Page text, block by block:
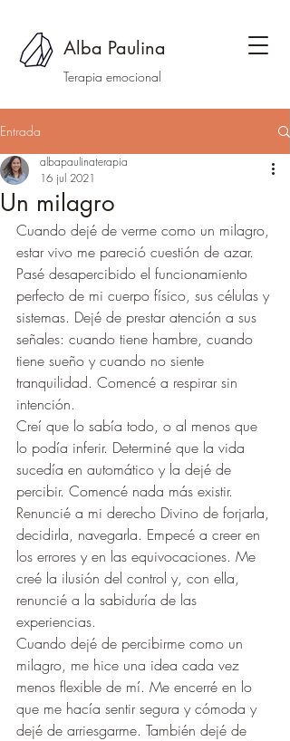
Alba Paulina
Terapia emocional
Entrada
Un milagro
albapaulinaterapia
16 jul 2021
Cuando dejé de verme como un milagro,
estar vivo me pareció cuestión de azar.
Pasé desapercibido el funcionamiento
perfecto de mi cuerpo físico, sus células y
sistemas. Dejé de prestar atención a sus
señales: cuando tiene hambre, cuando
tiene sueño y cuando no siente
tranquilidad. Comencé a respirar sin
intención.
Creí que lo sabía todo, o al menos que
lo podía inferir. Determiné que la vida
sucedía en automático y la dejé de
percibir. Comencé nada más existir.
Renuncié a mi derecho Divino de forjarla,
decidirla, navegarla. Empecé a creer en
los errores y en las equivocaciones. Me
creé la ilusión del control y, con ella,
renuncié a la sabiduría de las
experiencias.
Cuando dejé de percibirme como un
milagro, me hice una idea cada vez
menos flexible de mí. Me encerré en lo
que me hacía sentir segura y cómoda y
dejé de arriesgarme. También dejé de